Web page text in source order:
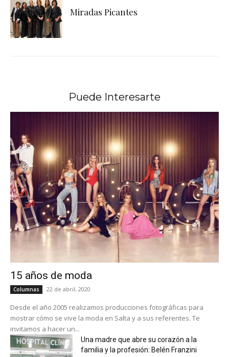
Miradas Picantes
Puede Interesarte
15 años de moda
Columnas 22 de abril, 2020
Desde el año 2005 realizamos producciones fotográficas para
mostrar cómo se vive la moda en Salta y a sus referentes. Te
invitamos a hacer un...
Una madre que abre su corazón a la
familia y la profesión: Belén Franzini